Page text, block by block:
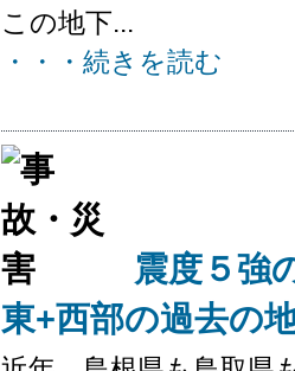
この地下...
・・・続きを読む
震度５強
東+西部の過去の